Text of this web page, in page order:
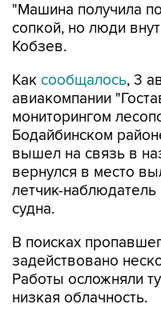
"Машина получила
сопкой, но люди
Кобзев.
Как сообщалось, 3
авиакомпании
мониторингом
Бодайбинском
вышел на связь в
вернулся в место
летчик-
судна.
В поисках
задействовано
Работы осложняли
низкая облачность.